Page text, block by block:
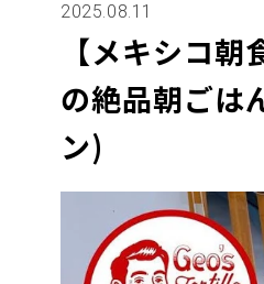
2025.08.11
【メキシコ
の絶品朝ご
ン)